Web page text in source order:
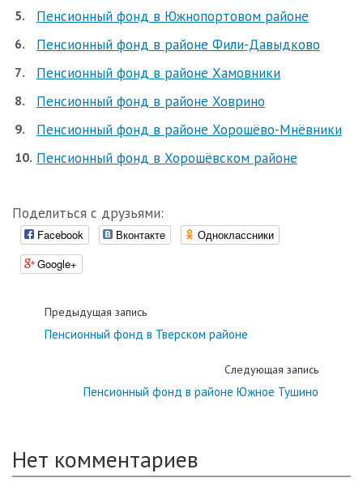
Пенсионный фонд в Южнопортовом районе
Пенсионный фонд в районе Фили-Давыдково
Пенсионный фонд в районе Хамовники
Пенсионный фонд в районе Ховрино
Пенсионный фонд в районе Хорошёво-Мнёвники
Пенсионный фонд в Хорошёвском районе
Поделиться с друзьями:
Facebook Вконтакте
Одноклассники
Google+
Предыдущая запись
Пенсионный фонд в Тверском районе
Следующая запись
Пенсионный фонд в районе Южное Тушино
Нет комментариев